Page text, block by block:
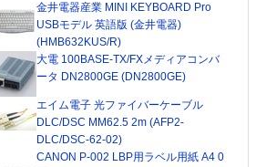
金井電器産業 MINI KEYBOARD Pro
USBモデル 英語版 (金井電器)
(HMB632KUS/R)
大電 100BASE-TX/FXメディアコンバ
ータ DN2800GE (DN2800GE)
エイム電子 光ファイバーケーブル
DLC/DSC MM62.5 2m (AFP2-
DLC/DSC-62-02)
CANON P-002 LBP用ラベル用紙 A4 0